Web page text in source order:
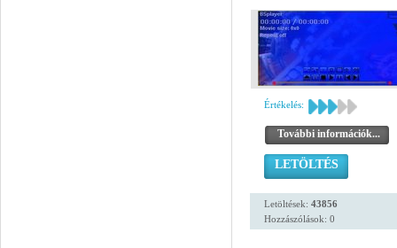
Értékelés:
További információk...
LETÖLTÉS
Letöltések: 43856
Hozzászólások: 0